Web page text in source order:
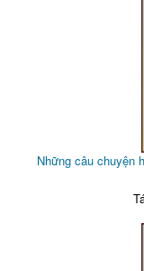
Những câu chuyện